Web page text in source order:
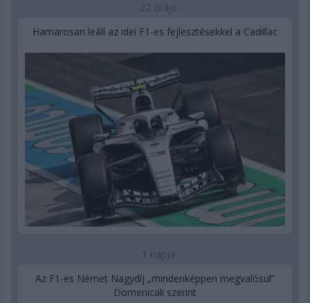
22 órája
Hamarosan leáll az idei F1-es fejlesztésekkel a Cadillac
1 napja
Az F1-es Német Nagydíj „mindenképpen megvalósul”
Domenicali szerint